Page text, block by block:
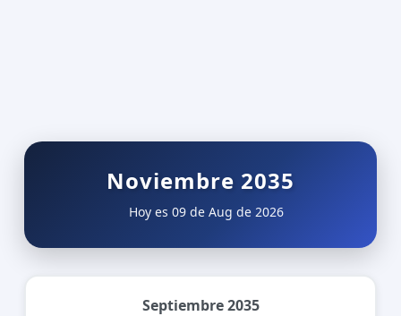
Noviembre 2035
Hoy es 09 de Aug de 2026
Septiembre 2035